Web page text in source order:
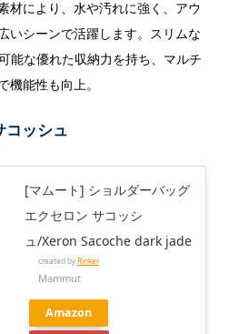
材により、水や汚れに強く、アウ
いシーンで活躍します。スリムな
能な優れた収納力を持ち、マルチ
能性も向上。
コッシュ
[マムート] ショルダーバッグ
エクセロン サコッシ
ュ/Xeron Sacoche dark jade
created byRinker
Mammut
Amazon